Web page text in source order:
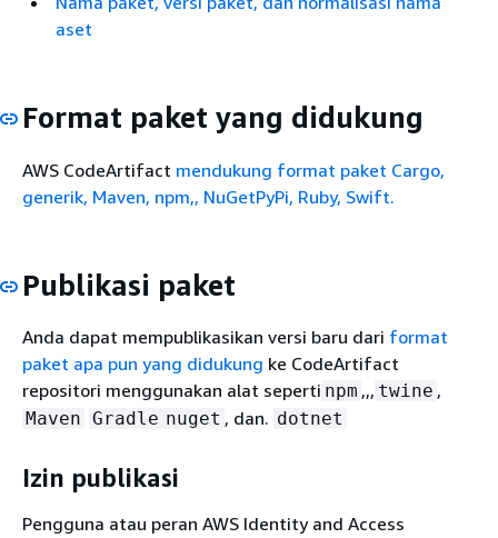
aset
Format paket yang didukung
AWS CodeArtifact mendukung format paket Cargo,
generik, Maven, npm,, NuGetPyPi, Ruby, Swift.
Publikasi paket
Anda dapat mempublikasikan versi baru dari format
paket apa pun yang didukung ke CodeArtifact
repositori menggunakan alat seperti npm ,,, twine ,
Maven Gradle nuget , dan. dotnet
Izin publikasi
Pengguna atau peran AWS Identity and Access